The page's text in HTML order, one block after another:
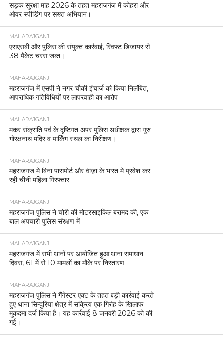
सड़क सुरक्षा माह 2026 के तहत महराजगंज में कोहरा और
ओवर स्पीडिंग पर सख्त अभियान।
MAHARAJGANJ
एसएसबी और पुलिस की संयुक्त कार्रवाई, स्विफ्ट डिजायर से
38 पैकेट चरस जब्त।
MAHARAJGANJ
महराजगंज में एसपी ने नगर चौकी इंचार्ज को किया निलंबित,
आपराधिक गतिविधियों पर लापरवाही का आरोप
MAHARAJGANJ
मकर संक्रांति पर्व के दृष्टिगत अपर पुलिस अधीक्षक द्वारा गुरु
गोरक्षनाथ मंदिर व पार्किंग स्थल का निरीक्षण।
MAHARAJGANJ
महराजगंज में बिना पासपोर्ट और वीज़ा के भारत में प्रवेश कर
रही चीनी महिला गिरफ्तार
MAHARAJGANJ
महराजगंज पुलिस ने चोरी की मोटरसाइकिल बरामद की, एक
बाल अपचारी पुलिस संरक्षण में
MAHARAJGANJ
महराजगंज में सभी थानों पर आयोजित हुआ थाना समाधान
दिवस, 61 में से 10 मामलों का मौके पर निस्तारण
MAHARAJGANJ
महराजगंज पुलिस ने गैंगेस्टर एक्ट के तहत बड़ी कार्रवाई करते
हुए थाना सिन्दुरिया क्षेत्र में सक्रिय एक गिरोह के खिलाफ
मुकदमा दर्ज किया है। यह कार्रवाई 8 जनवरी 2026 को की
गई।